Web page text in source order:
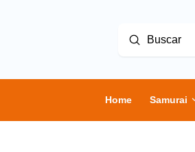
Buscar
Enviar
Home Samurai